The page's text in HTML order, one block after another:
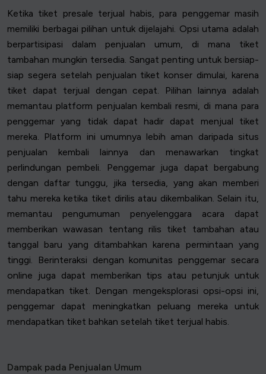
Ketika tiket presale terjual habis, para penggemar masih
memiliki berbagai pilihan untuk dijelajahi. Opsi utama adalah
berpartisipasi dalam penjualan umum, di mana tiket
tambahan mungkin tersedia. Sangat penting untuk bersiap-
siap segera setelah penjualan tiket konser dimulai, karena
tiket dapat terjual dengan cepat. Pilihan lainnya adalah
memantau platform penjualan kembali resmi, di mana para
penggemar yang tidak dapat hadir dapat menjual tiket
mereka. Platform ini umumnya lebih aman daripada situs
penjualan kembali lainnya dan menawarkan tingkat
perlindungan pembeli. Penggemar juga dapat bergabung
dengan daftar tunggu, jika tersedia, yang akan memberi
tahu mereka ketika tiket dirilis atau dikembalikan. Selain itu,
memantau pengumuman penyelenggara acara dapat
memberikan wawasan tentang rilis tiket tambahan atau
tanggal baru yang ditambahkan karena permintaan yang
tinggi. Berinteraksi dengan komunitas penggemar secara
online juga dapat memberikan tips atau petunjuk untuk
mendapatkan tiket. Dengan mengeksplorasi opsi-opsi ini,
penggemar dapat meningkatkan peluang mereka untuk
mendapatkan tiket bahkan setelah tiket terjual habis.
Dampak pada Penjualan Umum